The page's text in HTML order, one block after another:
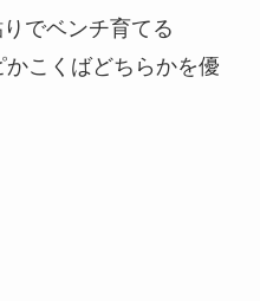
でベンチ育てる
こくばどちらかを優